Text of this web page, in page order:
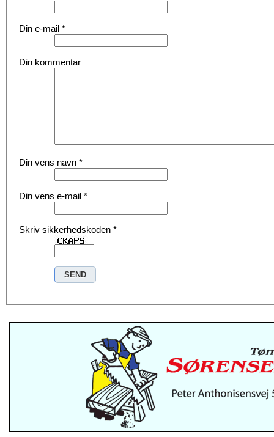
Din e-mail *
Din kommentar
Din vens navn *
Din vens e-mail *
Skriv sikkerhedskoden *